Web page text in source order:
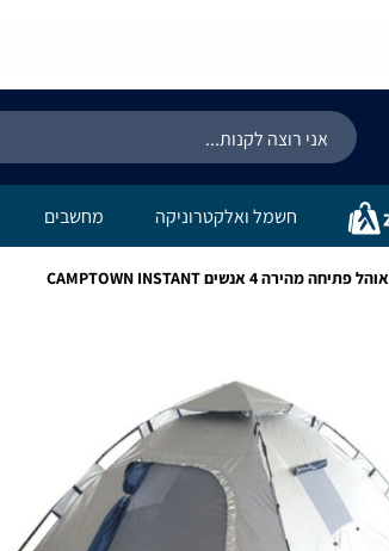
חשמל ואלקטרוניקה מחשבים
אוהל פתיחה מהירה 4 אנשים CAMPTOWN INSTANT